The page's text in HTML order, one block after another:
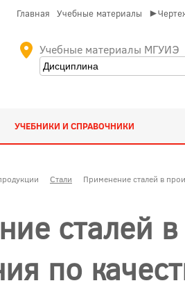
Главная Учебные материалы
Учебные материалы МГУИЭ
УЧЕБНИКИ И СПРАВОЧНИКИ
Стали Применение сталей в
сталей
по